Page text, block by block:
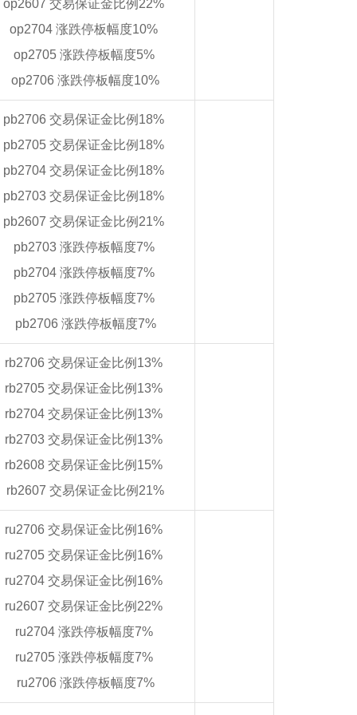
op2607 交易保证金比例22%
op2704 涨跌停板幅度10%
op2705 涨跌停板幅度5%
op2706 涨跌停板幅度10%
pb2706 交易保证金比例18%
pb2705 交易保证金比例18%
pb2704 交易保证金比例18%
pb2703 交易保证金比例18%
pb2607 交易保证金比例21%
pb2703 涨跌停板幅度7%
pb2704 涨跌停板幅度7%
pb2705 涨跌停板幅度7%
pb2706 涨跌停板幅度7%
rb2706 交易保证金比例13%
rb2705 交易保证金比例13%
rb2704 交易保证金比例13%
rb2703 交易保证金比例13%
rb2608 交易保证金比例15%
rb2607 交易保证金比例21%
ru2706 交易保证金比例16%
ru2705 交易保证金比例16%
ru2704 交易保证金比例16%
ru2607 交易保证金比例22%
ru2704 涨跌停板幅度7%
ru2705 涨跌停板幅度7%
ru2706 涨跌停板幅度7%